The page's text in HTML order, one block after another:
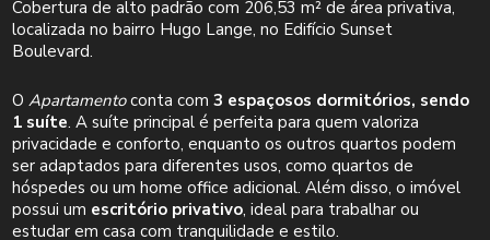
Cobertura de alto padrão com 206,53 m² de área privativa,
localizada no bairro Hugo Lange, no Edifício Sunset
Boulevard.
OApartamentoconta com3 espaçosos dormitórios, sendo
1 suíte. A suíte principal é perfeita para quem valoriza
privacidade e conforto, enquanto os outros quartos podem
ser adaptados para diferentes usos, como quartos de
hóspedes ou um home office adicional. Além disso, o imóvel
possui um escritório privativo, ideal para trabalhar ou
estudar em casa com tranquilidade e estilo.